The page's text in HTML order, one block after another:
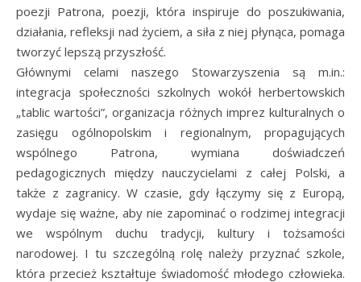
poezji Patrona, poezji, która inspiruje do poszukiwania,
działania, refleksji nad życiem, a siła z niej płynąca, pomaga
tworzyć lepszą przyszłość.
Głównymi celami naszego Stowarzyszenia są m.in.:
integracja społeczności szkolnych wokół herbertowskich
„tablic wartości”, organizacja różnych imprez kulturalnych o
zasięgu ogólnopolskim i regionalnym, propagujących
wspólnego Patrona, wymiana doświadczeń
pedagogicznych między nauczycielami z całej Polski, a
także z zagranicy. W czasie, gdy łączymy się z Europą,
wydaje się ważne, aby nie zapominać o rodzimej integracji
we wspólnym duchu tradycji, kultury i tożsamości
narodowej. I tu szczególną rolę należy przyznać szkole,
która przecież kształtuje świadomość młodego człowieka.